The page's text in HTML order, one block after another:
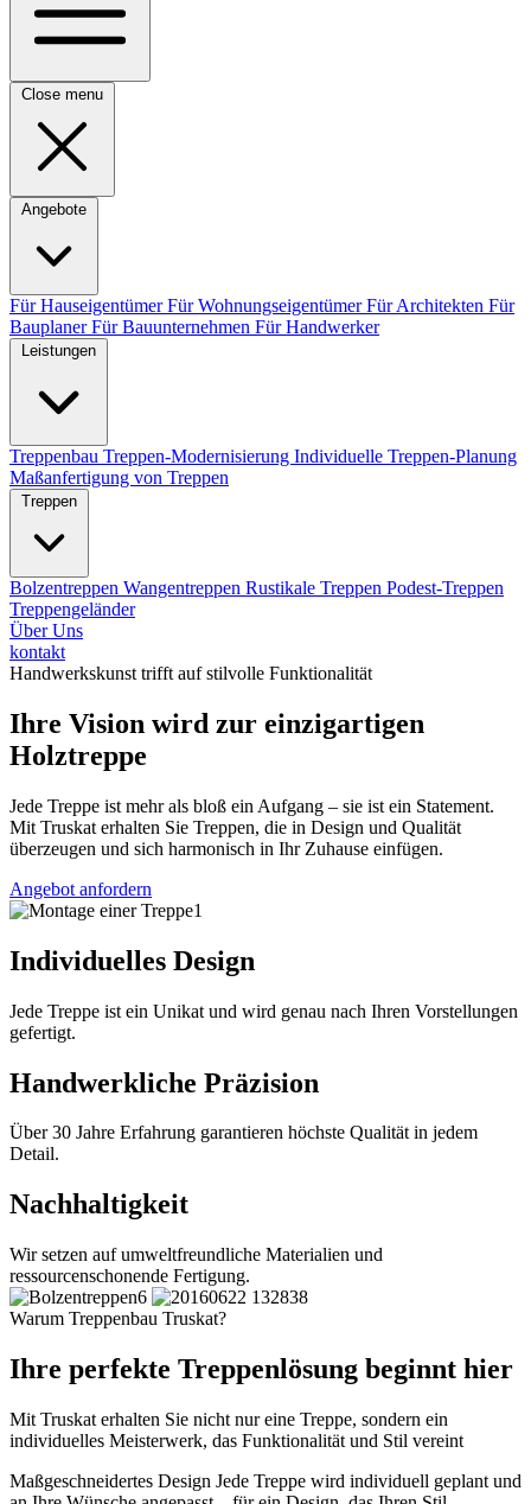
Close menu
Angebote
Für HauseigentümerFür WohnungseigentümerFür Architekten Für
BauplanerFür Bauunternehmen Für Handwerker
Leistungen
Treppenbau Treppen-Modernisierung Individuelle Treppen-Planung
Maßanfertigung von Treppen
Treppen
Bolzentreppen Wangentreppen Rustikale Treppen Podest-Treppen
Treppengeländer
Über Uns
kontakt
Handwerkskunst trifft auf stilvolle Funktionalität
Ihre Vision wird zur einzigartigen
Holztreppe
Jede Treppe ist mehr als bloß ein Aufgang – sie ist ein Statement.
Mit Truskat erhalten Sie Treppen, die in Design und Qualität
überzeugen und sich harmonisch in Ihr Zuhause einfügen.
Angebot anfordern
Individuelles Design
Jede Treppe ist ein Unikat und wird genau nach Ihren Vorstellungen
gefertigt.
Handwerkliche Präzision
Über 30 Jahre Erfahrung garantieren höchste Qualität in jedem
Detail.
Nachhaltigkeit
Wir setzen auf umweltfreundliche Materialien und
ressourcenschonende Fertigung.
Warum Treppenbau Truskat?
Ihre perfekte Treppenlösung beginnt hier
Mit Truskat erhalten Sie nicht nur eine Treppe, sondern ein
individuelles Meisterwerk, das Funktionalität und Stil vereint
Maßgeschneidertes Design Jede Treppe wird individuell geplant und